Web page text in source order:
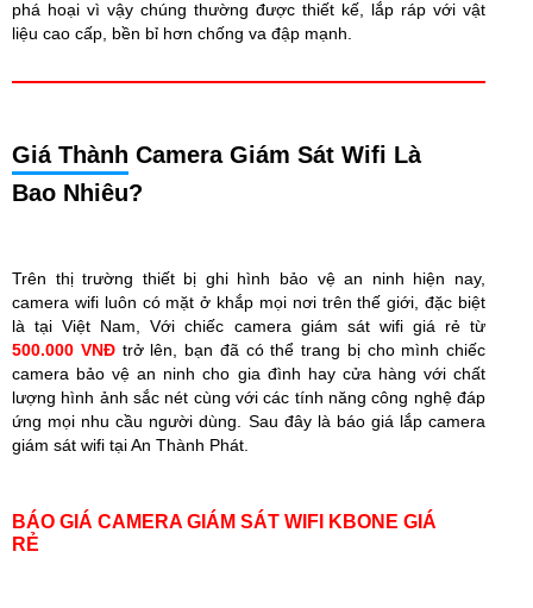
phá hoại vì vậy chúng thường được thiết kế, lắp ráp với vật
liệu cao cấp, bền bỉ hơn chống va đập mạnh.
Giá Thành Camera Giám Sát Wifi Là
Bao Nhiêu?
Trên thị trường thiết bị ghi hình bảo vệ an ninh hiện nay,
camera wifi luôn có mặt ở khắp mọi nơi trên thế giới, đặc biệt
là tại Việt Nam, Với chiếc camera giám sát wifi giá rẻ từ
500.000 VNĐ trở lên, bạn đã có thể trang bị cho mình chiếc
camera bảo vệ an ninh cho gia đình hay cửa hàng với chất
lượng hình ảnh sắc nét cùng với các tính năng công nghệ đáp
ứng mọi nhu cầu người dùng. Sau đây là báo giá lắp camera
giám sát wifi tại An Thành Phát.
BÁO GIÁ CAMERA GIÁM SÁT WIFI KBONE GIÁ
RẺ